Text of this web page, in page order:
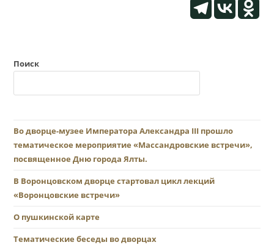
Поиск
Во дворце-музее Императора Александра III прошло
тематическое мероприятие «Массандровские встречи»,
посвященное Дню города Ялты.
В Воронцовском дворце стартовал цикл лекций
«Воронцовские встречи»
О пушкинской карте
Тематические беседы во дворцах